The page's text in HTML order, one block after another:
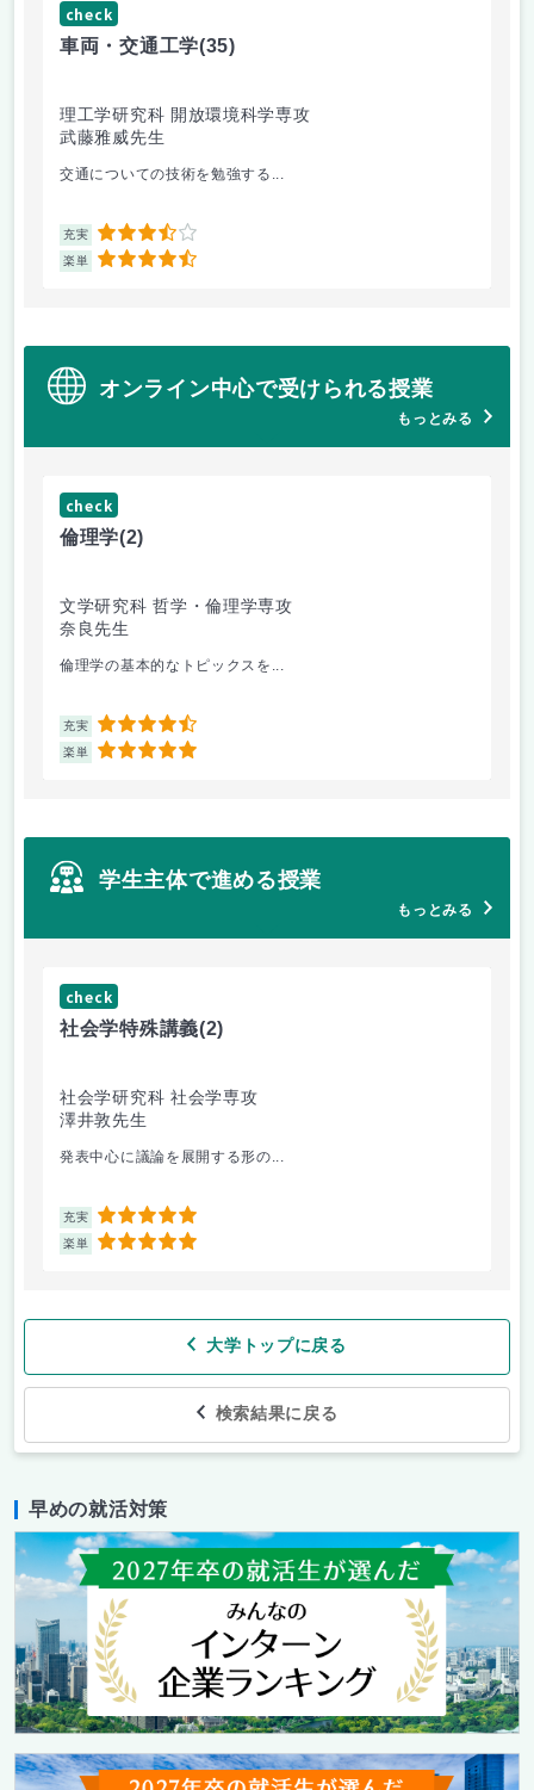
check
車両・交通工学(35)
理工学研究科 開放環境科学専攻
武藤雅威先生
交通についての技術を勉強する...
充実 3.5
楽単 4.5
オンライン中心で受けられる授業
もっとみる
check
倫理学(2)
文学研究科 哲学・倫理学専攻
奈良先生
倫理学の基本的なトピックスを...
充実 4.5
楽単 5
学生主体で進める授業
もっとみる
check
社会学特殊講義(2)
社会学研究科 社会学専攻
澤井敦先生
発表中心に議論を展開する形の...
充実 5
楽単 5
大学トップに戻る
検索結果に戻る
早めの就活対策